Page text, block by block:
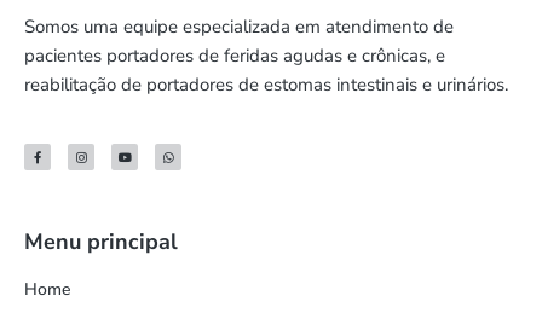
Somos uma equipe especializada em atendimento de
pacientes portadores de feridas agudas e crônicas, e
reabilitação de portadores de estomas intestinais e urinários.
Menu principal
Home